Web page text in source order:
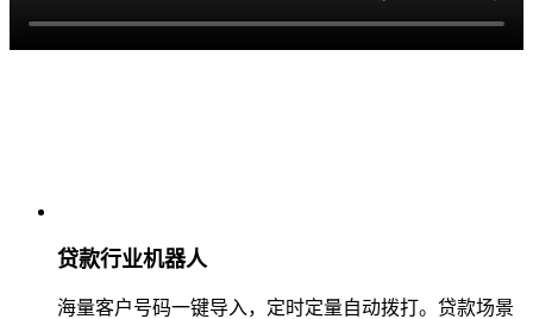
贷款行业机器人
海量客户号码一键导入，定时定量自动拨打。贷款场景